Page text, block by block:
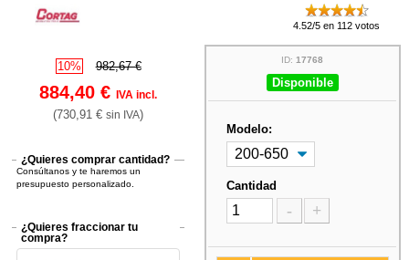
4.52/5 en 112 votos
10% 982,67 €
884,40 €IVA incl.
(730,91 €sin IVA)
¿Quieres comprar cantidad?
Consúltanos y te haremos un
presupuesto personalizado.
¿Quieres fraccionar tu
compra?
ID:17768
Disponible
Modelo:
Cantidad
- +